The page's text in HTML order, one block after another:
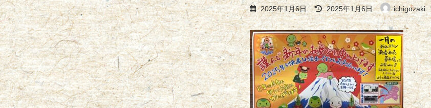
2025年1月6日
最
終
更
新
日
時
:
2025年1月6日 ichigozaki